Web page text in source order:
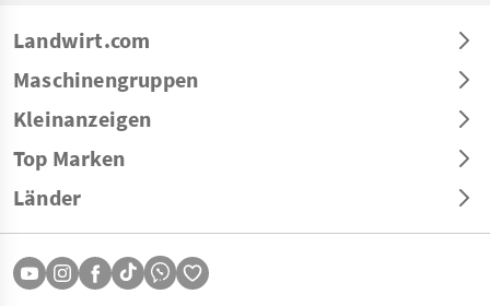
Landwirt.com
Maschinengruppen
Kleinanzeigen
Top Marken
Länder